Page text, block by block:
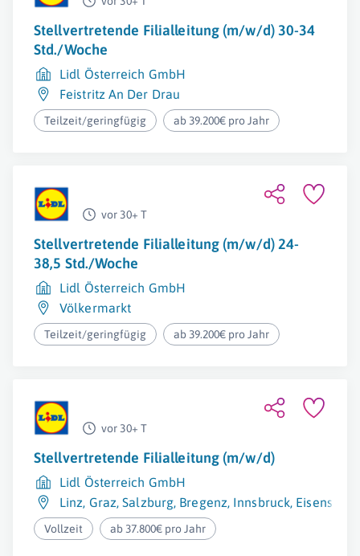
Stellvertretende Filialleitung (m/w/d) 30-34
Std./Woche
Lidl Österreich GmbH
Feistritz An Der Drau
Teilzeit/geringfügig ab 39.200€ pro Jahr
vor 30+ T
Stellvertretende Filialleitung (m/w/d) 24-
38,5 Std./Woche
Lidl Österreich GmbH
Völkermarkt
Teilzeit/geringfügig ab 39.200€ pro Jahr
vor 30+ T
Stellvertretende Filialleitung (m/w/d)
Lidl Österreich GmbH
Linz, Graz,Salzburg, Bregenz, Innsbruck, Eisenstadt
Vollzeit ab 37.800€ pro Jahr